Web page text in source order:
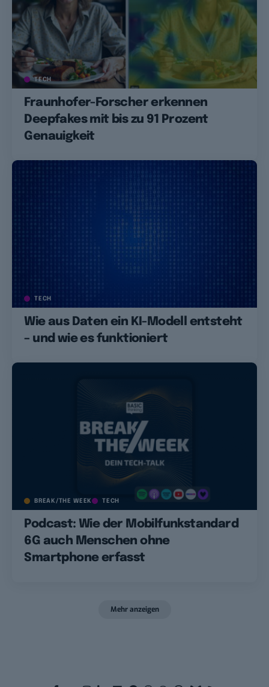
TECH
Fraunhofer-Forscher erkennen
Deepfakes mit bis zu 91 Prozent
Genauigkeit
TECH
Wie aus Daten ein KI-Modell entsteht
– und wie es funktioniert
BREAK/THE WEEK TECH
Podcast: Wie der Mobilfunkstandard
6G auch Menschen ohne
Smartphone erfasst
Mehr anzeigen